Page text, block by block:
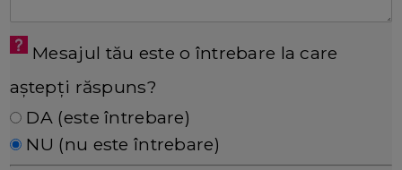
Mesajul tău este o întrebare la care
aștepți răspuns?
DA (este întrebare)
NU (nu este întrebare)